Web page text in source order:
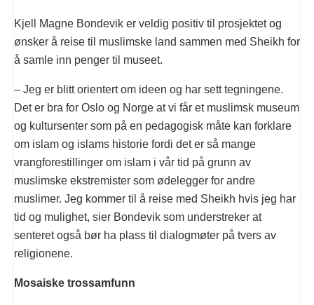
Kjell Magne Bondevik er veldig positiv til prosjektet og
ønsker å reise til muslimske land sammen med Sheikh for
å samle inn penger til museet.
– Jeg er blitt orientert om ideen og har sett tegningene.
Det er bra for Oslo og Norge at vi får et muslimsk museum
og kultursenter som på en pedagogisk måte kan forklare
om islam og islams historie fordi det er så mange
vrangforestillinger om islam i vår tid på grunn av
muslimske ekstremister som ødelegger for andre
muslimer. Jeg kommer til å reise med Sheikh hvis jeg har
tid og mulighet, sier Bondevik som understreker at
senteret også bør ha plass til dialogmøter på tvers av
religionene.
Mosaiske trossamfunn